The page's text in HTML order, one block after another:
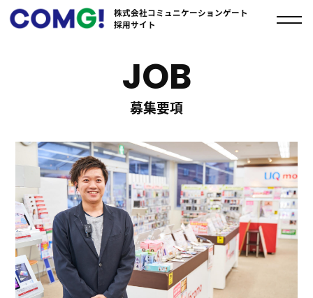
株式会社コミュニケーションゲート
採用サイト
募集要項
JOB